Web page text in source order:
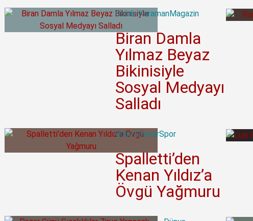
Canan KaramanMagazin
Biran Damla
Yılmaz Beyaz
Bikinisiyle
Sosyal Medyayı
Salladı
Gülru ÜnüvarSpor
Spalletti’den
Kenan Yıldız’a
Övgü Yağmuru